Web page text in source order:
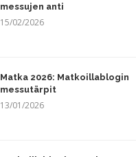
messujen anti
15/02/2026
Matka 2026: Matkoillablogin
messutärpit
13/01/2026